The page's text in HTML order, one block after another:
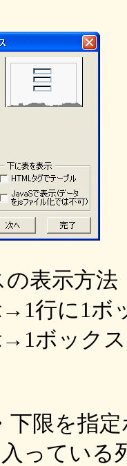
表示方法
→1行に1ボ
→1ボック
下限を指
っている